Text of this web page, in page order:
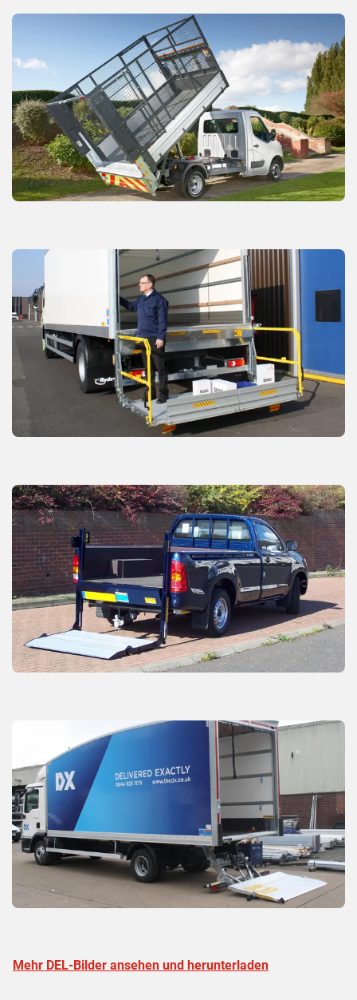
Mehr DEL-Bilder ansehen und herunterladen